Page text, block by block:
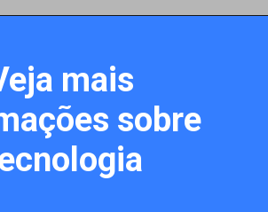
mais
sobre